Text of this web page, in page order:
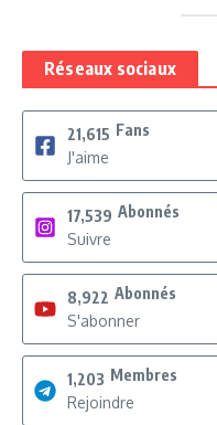
Réseaux sociaux
21,615 Fans
J'aime
17,539 Abonnés
Suivre
8,922 Abonnés
S'abonner
1,203 Membres
Rejoindre